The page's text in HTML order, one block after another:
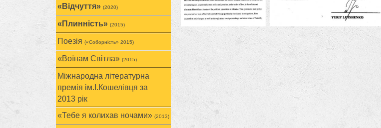
«Відчуття» (2020)
«Плинність» (2015)
Поезія («Соборність» 2015)
«Воїнам Cвітла» (2015)
Міжнародна літературна
премія ім.І.Кошелівця за
2013 рік
«Тебе я колихав ночами» (2013)